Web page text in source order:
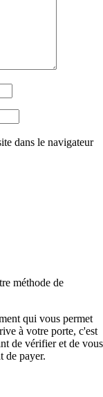
dans le navigateur
méthode de
qui vous permet
à votre porte, c'est
de vérifier et de vous
de payer.